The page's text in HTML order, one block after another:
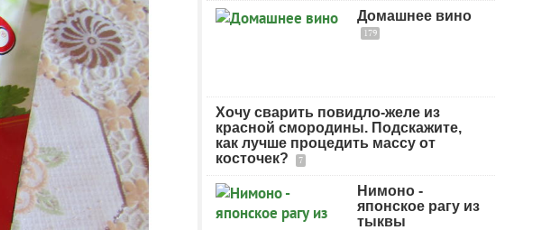
Домашнее вино
179
Хочу сварить повидло-желе из
красной смородины. Подскажите,
как лучше процедить массу от
косточек?
7
Нимоно -
японское рагу из
тыквы